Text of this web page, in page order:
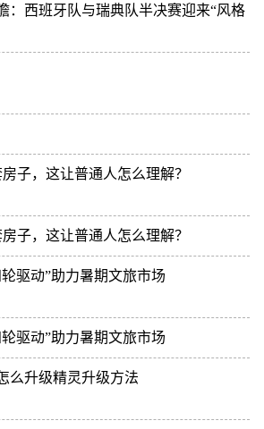
：西班牙队与瑞典队半决赛迎来“风格
子，这让普通人怎么理解？
子，这让普通人怎么理解？
驱动”助力暑期文旅市场
驱动”助力暑期文旅市场
么升级精灵升级方法